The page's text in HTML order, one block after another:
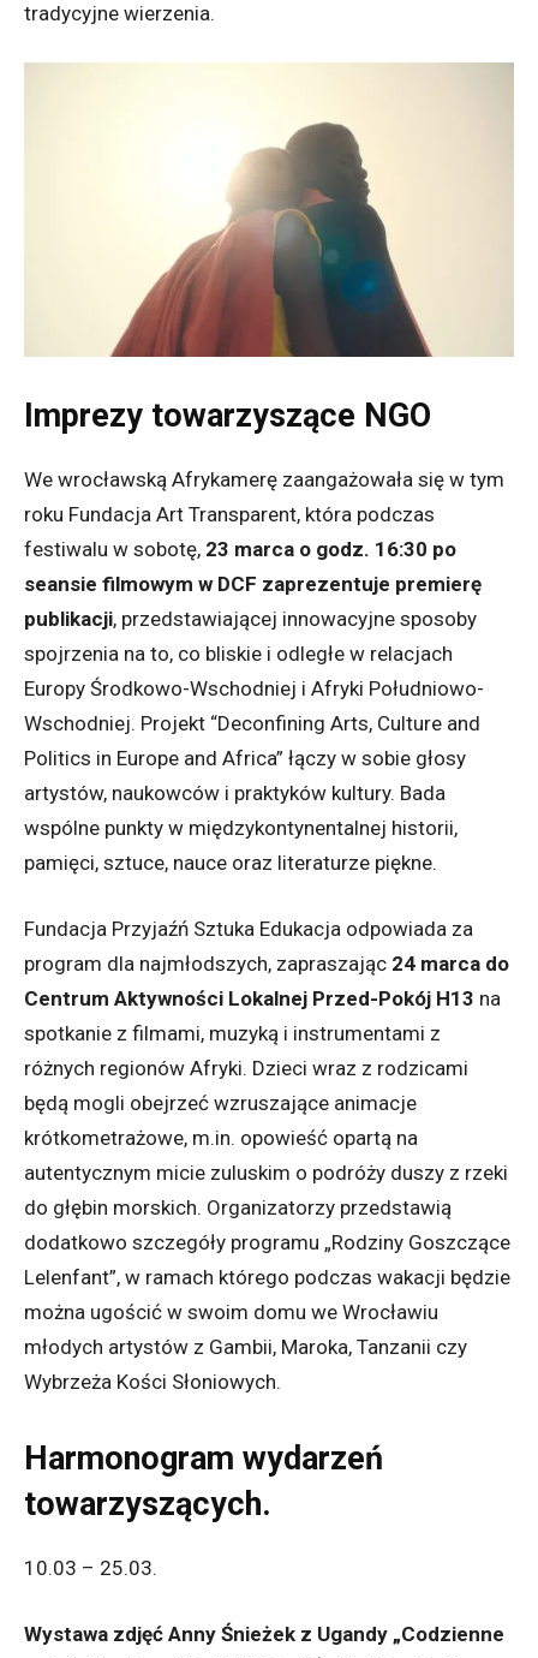
tradycyjne wierzenia.
Imprezy towarzyszące NGO
We wrocławską Afrykamerę zaangażowała się w tym
roku Fundacja Art Transparent, która podczas
festiwalu w sobotę, 23 marca o godz. 16:30 po
seansie filmowym w DCF zaprezentuje premierę
publikacji, przedstawiającej innowacyjne sposoby
spojrzenia na to, co bliskie i odległe w relacjach
Europy Środkowo-Wschodniej i Afryki Południowo-
Wschodniej. Projekt “Deconfining Arts, Culture and
Politics in Europe and Africa” łączy w sobie głosy
artystów, naukowców i praktyków kultury. Bada
wspólne punkty w międzykontynentalnej historii,
pamięci, sztuce, nauce oraz literaturze piękne.
Fundacja Przyjaźń Sztuka Edukacja odpowiada za
program dla najmłodszych, zapraszając 24 marca do
Centrum Aktywności Lokalnej Przed-Pokój H13 na
spotkanie z filmami, muzyką i instrumentami z
różnych regionów Afryki. Dzieci wraz z rodzicami
będą mogli obejrzeć wzruszające animacje
krótkometrażowe, m.in. opowieść opartą na
autentycznym micie zuluskim o podróży duszy z rzeki
do głębin morskich. Organizatorzy przedstawią
dodatkowo szczegóły programu „Rodziny Goszczące
Lelenfant”, w ramach którego podczas wakacji będzie
można ugościć w swoim domu we Wrocławiu
młodych artystów z Gambii, Maroka, Tanzanii czy
Wybrzeża Kości Słoniowych.
Harmonogram wydarzeń
towarzyszących.
10.03 – 25.03.
Wystawa zdjęć Anny Śnieżek z Ugandy „Codzienne